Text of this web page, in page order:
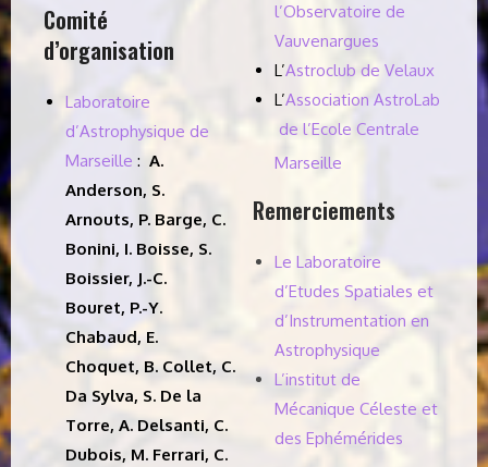
Comité
d’organisation
Laboratoire
d’Astrophysique de
Marseille : A.
Anderson, S.
Arnouts, P. Barge, C.
Bonini, I. Boisse, S.
Boissier, J.-C.
Bouret, P.-Y.
Chabaud, E.
Choquet, B. Collet, C.
Da Sylva, S. De la
Torre, A. Delsanti, C.
Dubois, M. Ferrari, C.
l’Observatoire de
Vauvenargues
L’Astroclub de Velaux
L’Association AstroLab
de l’Ecole Centrale
Marseille
Remerciements
Le Laboratoire
d’Etudes Spatiales et
d’Instrumentation en
Astrophysique
L’institut de
Mécanique Céleste et
des Ephémérides